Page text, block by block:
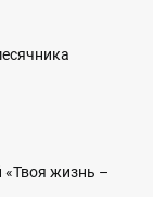
«Твоя жизнь –